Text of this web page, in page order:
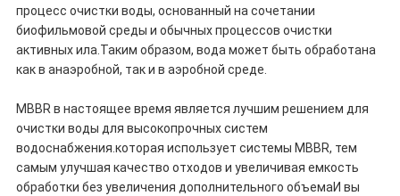
процесс очистки воды, основанный на сочетании
биофильмовой среды и обычных процессов очистки
активных ила.Таким образом, вода может быть обработана
как в анаэробной, так и в аэробной среде.
MBBR в настоящее время является лучшим решением для
очистки воды для высокопрочных систем
водоснабжения.которая использует системы MBBR, тем
самым улучшая качество отходов и увеличивая емкость
обработки без увеличения дополнительного объемаИ вы